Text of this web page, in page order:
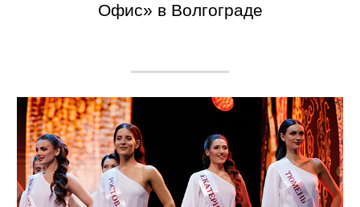
Офис» в Волгограде